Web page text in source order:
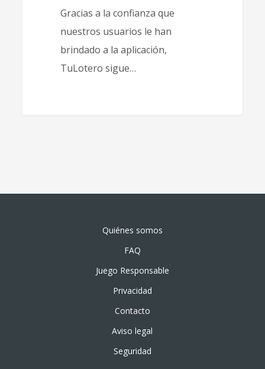
Gracias a la confianza que
nuestros usuarios le han
brindado a la aplicación,
TuLotero sigue…
Quiénes somos
FAQ
Juego Responsable
Privacidad
Contacto
Aviso legal
Seguridad